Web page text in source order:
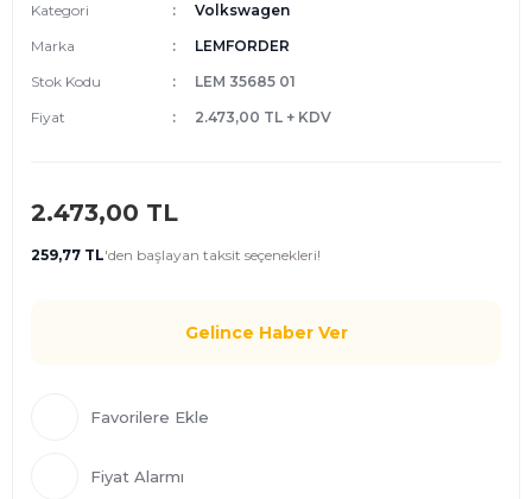
Kategori
Volkswagen
Marka
LEMFORDER
Stok Kodu
LEM 35685 01
Fiyat
2.473,00 TL + KDV
2.473,00 TL
259,77 TL'den başlayan taksit seçenekleri!
Gelince Haber Ver
Fiyat Alarmı